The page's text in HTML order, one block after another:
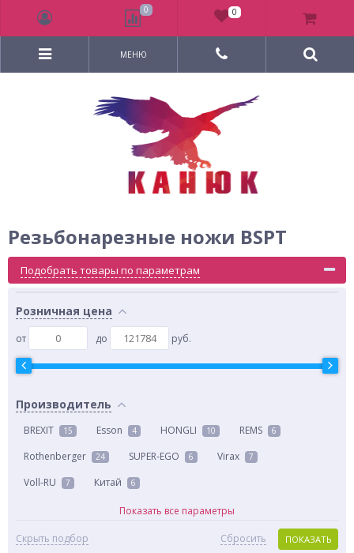
МЕНЮ
Резьбонарезные ножи BSPT
Подобрать товары по параметрам
Розничная цена
от до руб.
Производитель
BREXIT 15 Esson 4 HONGLI 10 REMS 6
Rothenberger 24 SUPER-EGO 6 Virax 7
Voll-RU 7 Китай 6
Показать все параметры
Скрыть подбор ПОКАЗАТЬ
Сбросить
0 0